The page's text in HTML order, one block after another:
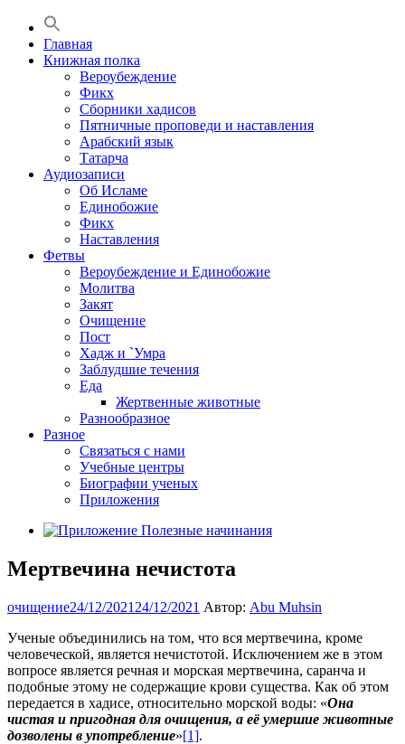
Главная
Книжная полка
Вероубеждение
Фикх
Сборники хадисов
Пятничные проповеди и наставления
Арабский язык
Татарча
Аудиозаписи
Об Исламе
Единобожие
Фикх
Наставления
Фетвы
Вероубеждение и Единобожие
Молитва
Закят
Очищение
Пост
Хадж и `Умра
Заблудшие течения
Еда
Жертвенные животные
Разнообразное
Разное
Связаться с нами
Учебные центры
Биографии ученых
Приложения
Мертвечина нечистота
очищение24/12/2021 24/12/2021 Автор: Abu Muhsin
Ученые объединились на том, что вся мертвечина, кроме
человеческой, является нечистотой. Исключением же в этом
вопросе является речная и морская мертвечина, саранча и
подобные этому не содержащие крови существа. Как об этом
передается в хадисе, относительно морской воды: «Она
чистая и пригодная для очищения, а её умершие животные
дозволены в употребление»[1].